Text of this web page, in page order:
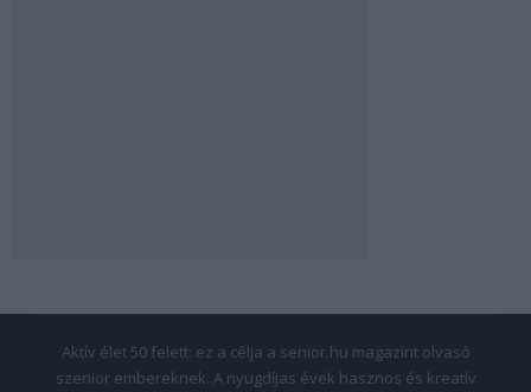
Aktív élet 50 felett: ez a célja a senior.hu magazint olvasó
szenior embereknek. A nyugdíjas évek hasznos és kreatív